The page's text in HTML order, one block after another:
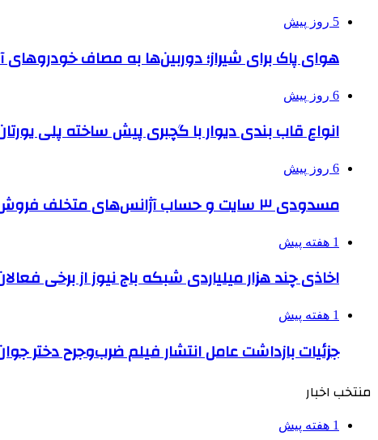
5 روز پیش
هوای پاک برای شیراز؛ دوربین‌ها به مصاف خودروهای
6 روز پیش
انواع قاب بندی دیوار با گچبری پیش ساخته پلی
6 روز پیش
مسدودی ۳ سایت و حساب آژانس‌های متخلف فروش بلیت اربعین
1 هفته پیش
اخاذی چند هزار میلیاردی شبکه باج نیوز از برخی
1 هفته پیش
جزئیات بازداشت عامل انتشار فیلم ضرب‌وجرح دختر
منتخب اخبار
1 هفته پیش